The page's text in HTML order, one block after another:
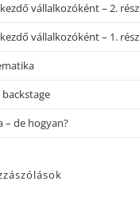
vállalkozóként – 2. rész
vállalkozóként – 1. rész
– de hogyan?